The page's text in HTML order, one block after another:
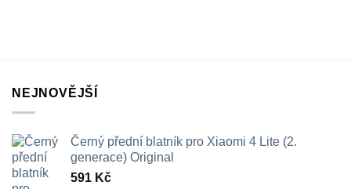
NEJNOVĚJŠÍ
Černý přední blatník pro Xiaomi 4 Lite (2.
generace) Original
591 Kč